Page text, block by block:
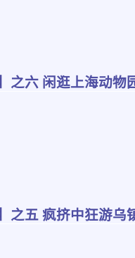
之六 闲逛上海动
之五 疯挤中狂游